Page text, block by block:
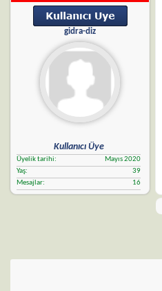
gidra-diz
Kullanıcı Üye
Üyelik tarihi
Mayıs 2020
Yaş
39
Mesajlar
16